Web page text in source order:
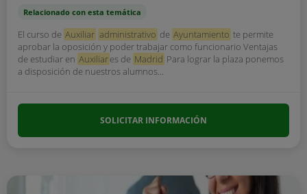
Relacionado con esta temática
El curso de Auxiliar administrativo de Ayuntamiento te permite
aprobar la oposición y poder trabajar como funcionario Ventajas
de estudiar en Auxiliares de Madrid Para lograr la plaza ponemos
a disposición de nuestros alumnos...
SOLICITAR INFORMACIÓN